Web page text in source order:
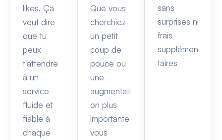
likes. Ça
veut dire
que tu
peux
t'attendre
à un
service
fluide et
fiable à
chaque
Que vous
cherchiez
un petit
coup de
pouce ou
une
augmentati
on plus
importante
vous
sans
surprises ni
frais
supplémen
taires